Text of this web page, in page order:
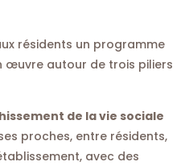
résidents un programme
œuvre autour de trois piliers
de la vie sociale
proches, entre résidents,
avec des